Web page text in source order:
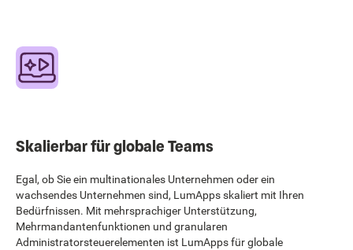
Skalierbar für globale Teams
Egal, ob Sie ein multinationales Unternehmen oder ein
wachsendes Unternehmen sind, LumApps skaliert mit Ihren
Bedürfnissen. Mit mehrsprachiger Unterstützung,
Mehrmandantenfunktionen und granularen
Administratorsteuerelementen ist LumApps für globale